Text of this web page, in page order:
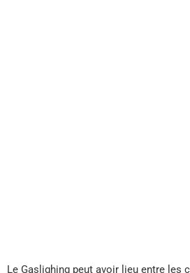
Le Gaslighing peut avoir lieu entre les